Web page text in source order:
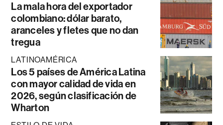
La mala hora del exportador
colombiano: dólar barato,
aranceles y fletes que no dan
tregua
LATINOAMÉRICA
Los 5 países de América Latina
con mayor calidad de vida en
2026, según clasificación de
Wharton